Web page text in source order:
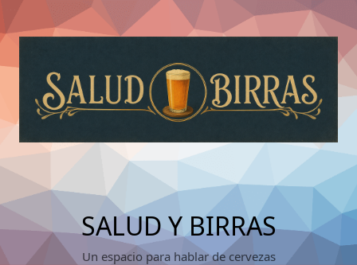
contenido
SALUD Y BIRRAS
Un espacio para hablar de cervezas